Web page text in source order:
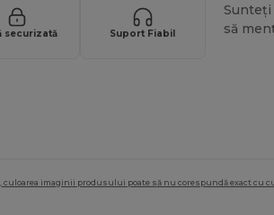
securizată Suport Fiabil
Sunteți
să
imaginii produsului poate să nu corespundă exact cu